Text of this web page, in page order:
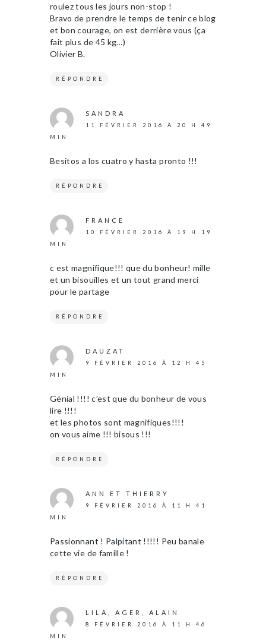
roulez tous les jours non-stop !
Bravo de prendre le temps de tenir ce blog
et bon courage, on est derrière vous (ça
fait plus de 45 kg…)
Olivier B.
RÉPONDRE
SANDRA
11 FÉVRIER 2016 À 20 H 49
MIN
Besitos a los cuatro y hasta pronto !!!
RÉPONDRE
FRANCE
10 FÉVRIER 2016 À 19 H 19
MIN
c est magnifique!!! que du bonheur! mille
et un bisouilles et un tout grand merci
pour le partage
RÉPONDRE
DAUZAT
9 FÉVRIER 2016 À 12 H 45
MIN
Génial !!!! c’est que du bonheur de vous
lire !!!!
et les photos sont magnifiques!!!!
on vous aime !!! bisous !!!
RÉPONDRE
ANN ET THIERRY
9 FÉVRIER 2016 À 11 H 41
MIN
Passionnant ! Palpitant !!!!! Peu banale
cette vie de famille !
RÉPONDRE
LILA, AGER, ALAIN
8 FÉVRIER 2016 À 11 H 46
MIN